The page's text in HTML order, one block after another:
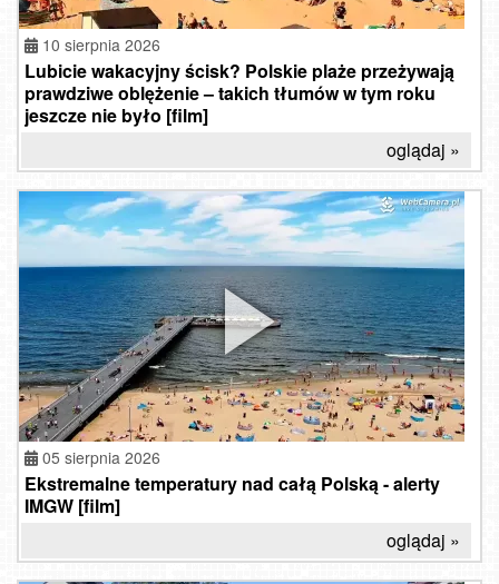
10 sierpnia 2026
Lubicie wakacyjny ścisk? Polskie plaże przeżywają
prawdziwe oblężenie – takich tłumów w tym roku
jeszcze nie było [film]
oglądaj »
05 sierpnia 2026
Ekstremalne temperatury nad całą Polską - alerty
IMGW [film]
oglądaj »